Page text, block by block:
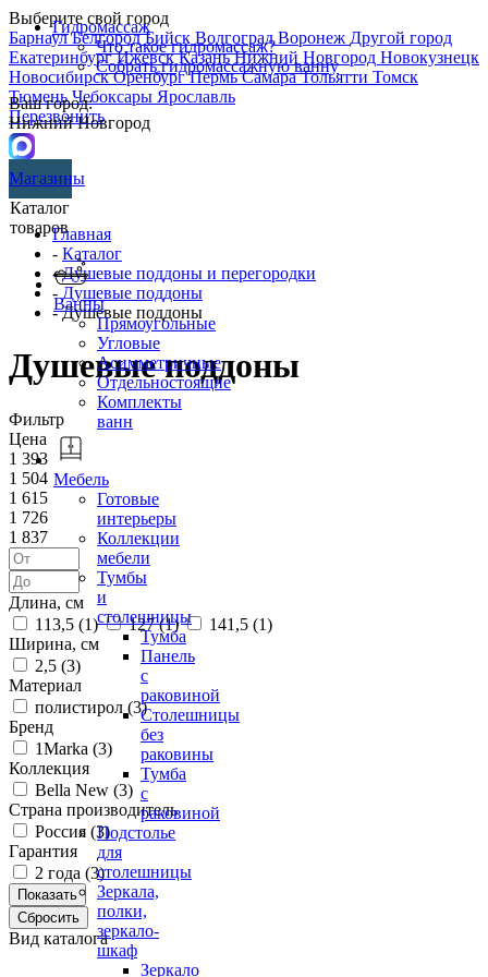
Выберите свой город
БарнаулБелгородБийск ВолгоградВоронеж Другой город
ЕкатеринбургИжевскКазаньНижний Новгород Новокузнецк
НовосибирскОренбургПермьСамараТольятти Томск
ТюменьЧебоксары Ярославль
Перезвонить
Гидромассаж
Что такое гидромассаж?
Собрать гидромассажную ванну
Ваш город:
Нижний Новгород
Магазины
Каталог
товаров
Ванны
Прямоугольные
Угловые
Асимметричные
Отдельностоящие
Комплекты
ванн
Мебель
Готовые
интерьеры
Коллекции
мебели
Тумбы
и
столешницы
Тумба
Панель
с
раковиной
Столешницы
без
раковины
Тумба
с
раковиной
Подстолье
для
столешницы
Зеркала,
полки,
зеркало-
шкаф
Зеркало
Главная
- Каталог
-Душевые поддоны и перегородки
- Душевые поддоны
- Душевые поддоны
Душевые поддоны
Фильтр
Цена
1 393
1 504
1 615
1 726
1 837
Длина, см
113,5 (1) 127 (1) 141,5 (1)
Ширина, см
2,5 (3)
Материал
полистирол (3)
Бренд
1Marka (3)
Коллекция
Bella New (3)
Страна производитель
Россия (3)
Гарантия
2 года (3)
Вид каталога